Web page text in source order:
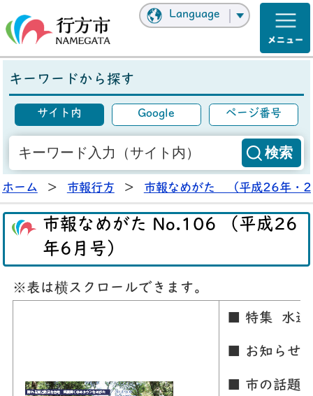
Language
キーワードから探す
サイト内 Google ページ番号
ホーム > 市報行方 > 市報なめがた （平成26年・
市報なめがた No.106 （平成26
年6月号）
※表は横スクロールできます。
■ 特集 水道
■ お知らせ
■ 市の話題